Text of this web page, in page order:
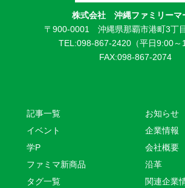
株式会社 沖縄ファミリーマ
〒900-0001 沖縄県那覇市港町3丁
TEL:098-867-2420（平日9:00～
FAX:098-867-2074
記事一覧
イベント
学P
ファミマ新商品
タグ一覧
お知らせ
企業情報
会社概要
沿革
関連企業